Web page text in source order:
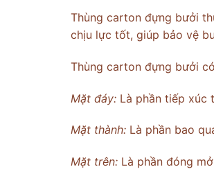
Thùng carton đựng bưởi
chịu lực tốt, giúp bảo vệ
Thùng carton đựng bưởi
Mặt đáy: Là phần tiếp xúc
Mặt thành: Là phần bao
Mặt trên: Là phần đóng